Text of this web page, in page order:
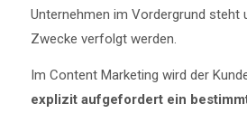
Unternehmen im Vordergrund steht
Zwecke verfolgt werden.
Im Content Marketing wird der
explizit aufgefordert ein